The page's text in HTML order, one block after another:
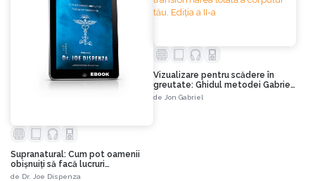
Supranatural: Cum pot oamenii
obișnuiți să facă lucruri
neobișnuite. Ediția a II-a
de Dr. Joe Dispenza
Vizualizare pentru scădere în
greutate: Ghidul metodei Gabriel
de folosire a minţii pentru
de Jon Gabriel